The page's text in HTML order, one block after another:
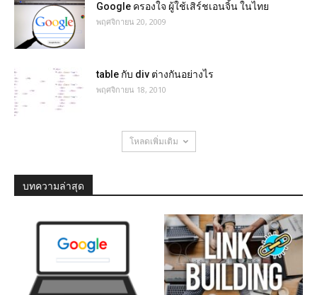
Google ครองใจ ผู้ใช้เสิร์ชเอนจิ้น ในไทย
พฤศจิกายน 20, 2009
table กับ div ต่างกันอย่างไร
พฤศจิกายน 18, 2010
โหลดเพิ่มเติม
บทความล่าสุด